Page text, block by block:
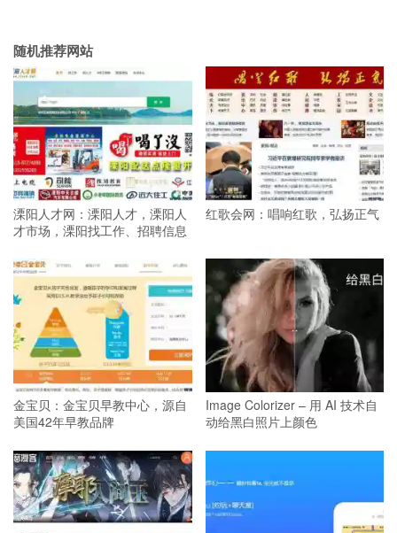
随机推荐网站
溧阳人才网：溧阳人才，溧阳人
才市场，溧阳找工作、招聘信息
红歌会网：唱响红歌，弘扬正气
金宝贝：金宝贝早教中心，源自
美国42年早教品牌
Image Colorizer – 用 AI 技术自
动给黑白照片上颜色